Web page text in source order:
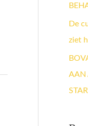
De
ziet
AAN